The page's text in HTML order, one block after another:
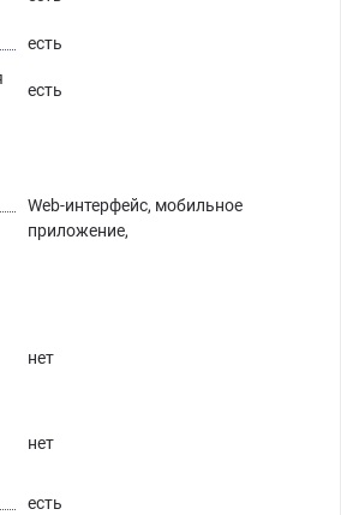
есть
есть
Web-интерфейс, мобильное
приложение,
нет
нет
есть